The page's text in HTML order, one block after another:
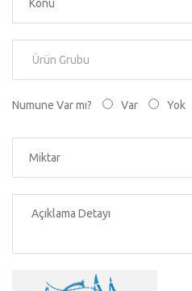
Numune Var mı? Var Yok